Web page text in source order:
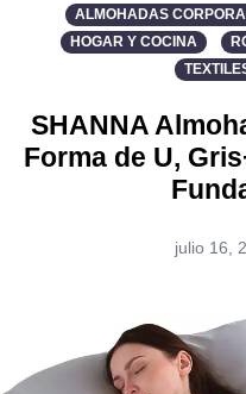
ALMOHADAS
HOGAR Y COCINA
SHANNA
Forma de U,
julio 16,